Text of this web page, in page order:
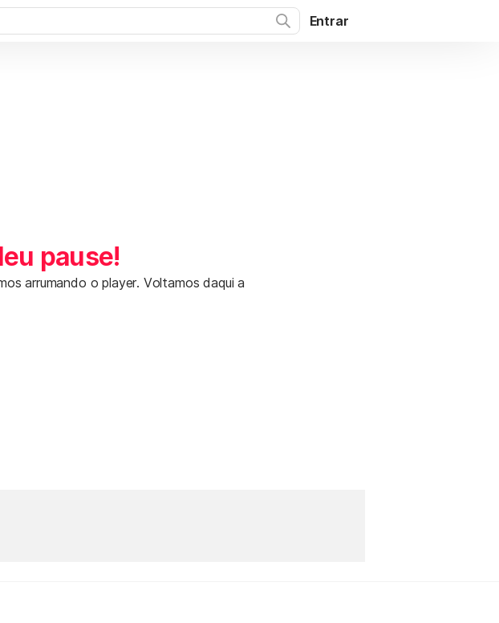
Entrar
pause!
arrumando o player. Voltamos daqui a